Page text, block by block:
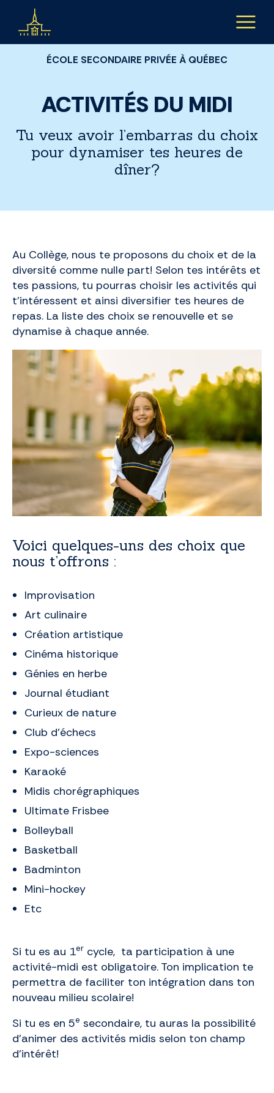
Aller au contenu
ÉCOLE SECONDAIRE PRIVÉE À QUÉBEC
ACTIVITÉS DU MIDI
Tu veux avoir l’embarras du choix
pour dynamiser tes heures de
dîner?
Au Collège, nous te proposons du choix et de la
diversité comme nulle part! Selon tes intérêts et
tes passions, tu pourras choisir les activités qui
t’intéressent et ainsi diversifier tes heures de
repas. La liste des choix se renouvelle et se
dynamise à chaque année.
Voici quelques-uns des choix que
nous t’offrons :
Improvisation
Art culinaire
Création artistique
Cinéma historique
Génies en herbe
Journal étudiant
Curieux de nature
Club d’échecs
Expo-sciences
Karaoké
Midis chorégraphiques
Ultimate Frisbee
Bolleyball
Basketball
Badminton
Mini-hockey
Etc
Si tu es au 1er cycle, ta participation à une
activité-midi est obligatoire. Ton implication te
permettra de faciliter ton intégration dans ton
nouveau milieu scolaire!
Si tu es en 5e secondaire, tu auras la possibilité
d’animer des activités midis selon ton champ
d’intérêt!